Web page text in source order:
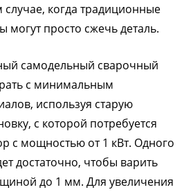
случае, когда традиционные
могут просто сжечь деталь.
самодельный сварочный
с минимальным
используя старую
с которой потребуется
с мощностью от 1 кВт. Одного
достаточно, чтобы варить
до 1 мм. Для увеличения